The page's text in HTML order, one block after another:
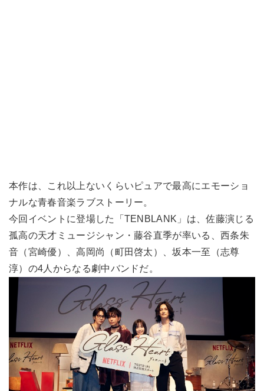
本作は、これ以上ないくらいピュアで最高にエモーショ
ナルな青春音楽ラブストーリー。
今回イベントに登場した「TENBLANK」は、佐藤演じる
孤高の天才ミュージシャン・藤谷直季が率いる、西条朱
音（宮崎優）、高岡尚（町田啓太）、坂本一至（志尊
淳）の4人からなる劇中バンドだ。